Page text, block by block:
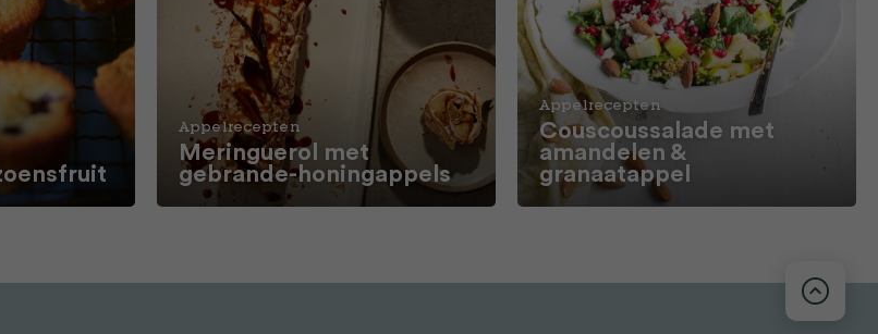
Appelrecepten
Meringuerol met
gebrande-honingappels
Appelrecepten
Couscoussalade met
amandelen &
granaatappel